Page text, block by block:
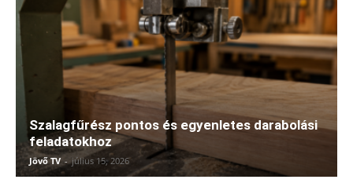
Szalagfűrész pontos és egyenletes darabolási
feladatokhoz
Jövő TV - július 15, 2026